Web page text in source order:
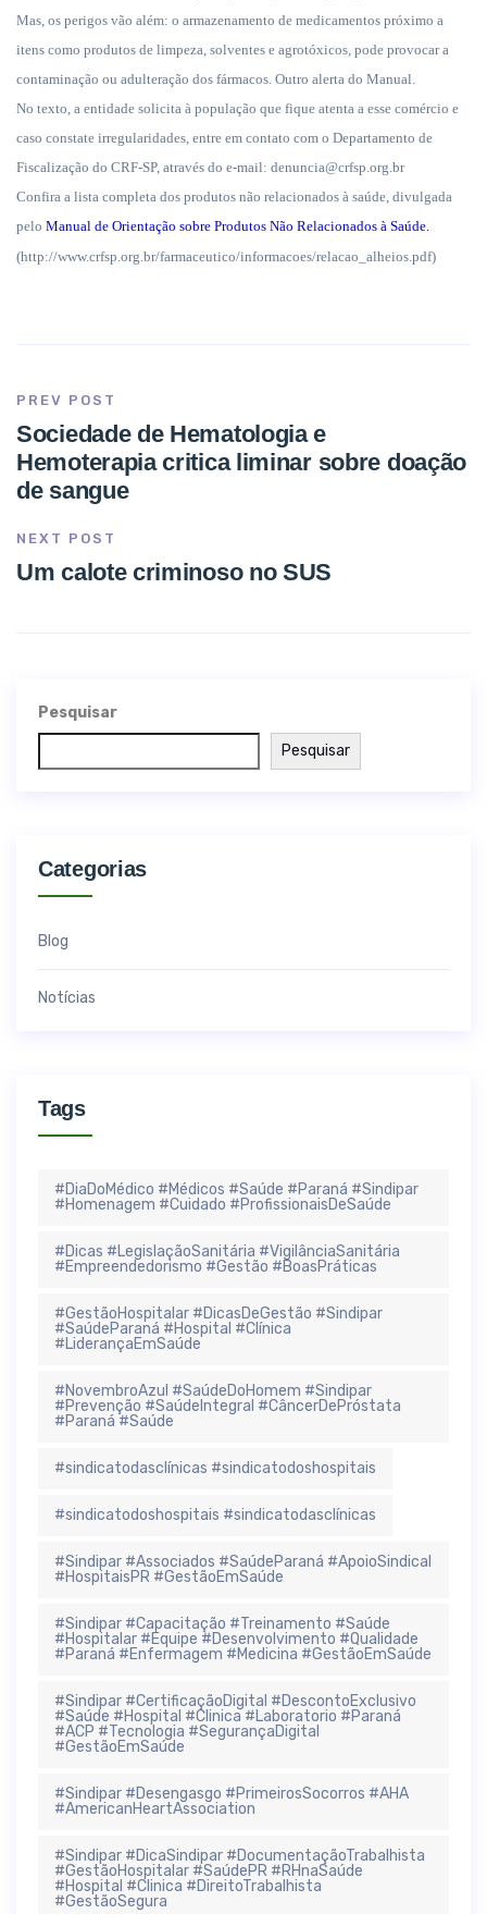
Mas, os perigos vão além: o armazenamento de medicamentos próximo a
itens como produtos de limpeza, solventes e agrotóxicos, pode provocar a
contaminação ou adulteração dos fármacos. Outro alerta do Manual.
No texto, a entidade solicita à população que fique atenta a esse comércio e
caso constate irregularidades, entre em contato com o Departamento de
Fiscalização do CRF-SP, através do e-mail: denuncia@crfsp.org.br
Confira a lista completa dos produtos não relacionados à saúde, divulgada
pelo Manual de Orientação sobre Produtos Não Relacionados à Saúde.
(http://www.crfsp.org.br/farmaceutico/informacoes/relacao_alheios.pdf)
PREV POST
Sociedade de Hematologia e
Hemoterapia critica liminar sobre doação
de sangue
NEXT POST
Um calote criminoso no SUS
Pesquisar
Pesquisar
Categorias
Blog
Notícias
Tags
#DiaDoMédico #Médicos #Saúde #Paraná #Sindipar
#Homenagem #Cuidado #ProfissionaisDeSaúde
#Dicas #LegislaçãoSanitária #VigilânciaSanitária
#Empreendedorismo #Gestão #BoasPráticas
#GestãoHospitalar #DicasDeGestão #Sindipar
#SaúdeParaná #Hospital #Clínica
#LiderançaEmSaúde
#NovembroAzul #SaúdeDoHomem #Sindipar
#Prevenção #SaúdeIntegral #CâncerDePróstata
#Paraná #Saúde
#sindicatodasclínicas #sindicatodoshospitais
#sindicatodoshospitais #sindicatodasclínicas
#Sindipar #Associados #SaúdeParaná #ApoioSindical
#HospitaisPR #GestãoEmSaúde
#Sindipar #Capacitação #Treinamento #Saúde
#Hospitalar #Equipe #Desenvolvimento #Qualidade
#Paraná #Enfermagem #Medicina #GestãoEmSaúde
#Sindipar #CertificaçãoDigital #DescontoExclusivo
#Saúde #Hospital #Clinica #Laboratorio #Paraná
#ACP #Tecnologia #SegurançaDigital
#GestãoEmSaúde
#Sindipar #Desengasgo #PrimeirosSocorros #AHA
#AmericanHeartAssociation
#Sindipar #DicaSindipar #DocumentaçãoTrabalhista
#GestãoHospitalar #SaúdePR #RHnaSaúde
#Hospital #Clinica #DireitoTrabalhista
#GestãoSegura